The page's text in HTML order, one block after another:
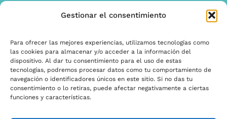
Gestionar el consentimiento
Para ofrecer las mejores experiencias, utilizamos tecnologías como
las cookies para almacenar y/o acceder a la información del
dispositivo. Al dar tu consentimiento para el uso de estas
tecnologías, podremos procesar datos como tu comportamiento de
navegación o identificadores únicos en este sitio. Si no das tu
consentimiento o lo retiras, puede afectar negativamente a ciertas
funciones y características.
Offerta
garantía y quejas
Términos y condiciones
Política de privacidad